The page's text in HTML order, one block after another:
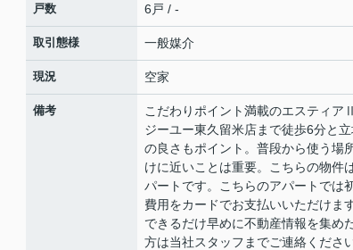
戸数 6戸 / -
取引態様 一般媒介
現況 空家
備考
こだわりポイント満載のエスティア
ジーユー東久留米店まで徒歩6分と
の良さもポイント。普段から使う場
けに近いことは重要。こちらの物件
パートです。こちらのアパートでは
費用をカードでお支払いいただけま
できるだけ早めに不動産情報を集め
方は当社スタッフまでご連絡くださ